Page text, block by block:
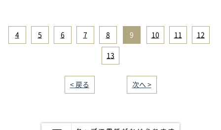
4 5 6 7 8 9 10 11 12
13
< 戻る 次へ >